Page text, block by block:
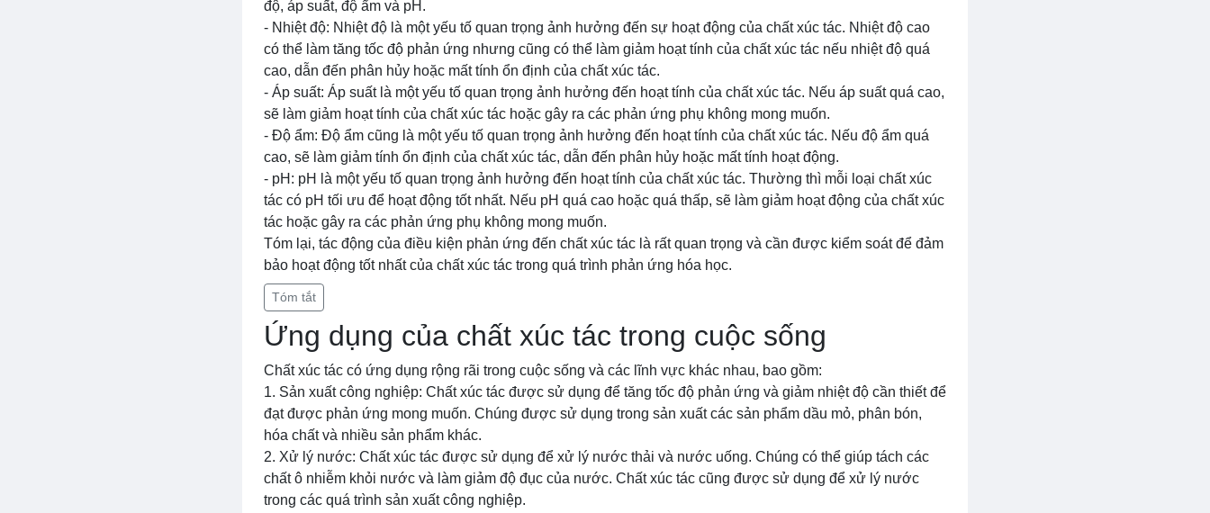
độ, áp suất, độ ẩm và pH.
- Nhiệt độ: Nhiệt độ là một yếu tố quan trọng ảnh hưởng đến sự hoạt động của chất xúc tác. Nhiệt độ cao
có thể làm tăng tốc độ phản ứng nhưng cũng có thể làm giảm hoạt tính của chất xúc tác nếu nhiệt độ quá
cao, dẫn đến phân hủy hoặc mất tính ổn định của chất xúc tác.
- Áp suất: Áp suất là một yếu tố quan trọng ảnh hưởng đến hoạt tính của chất xúc tác. Nếu áp suất quá cao,
sẽ làm giảm hoạt tính của chất xúc tác hoặc gây ra các phản ứng phụ không mong muốn.
- Độ ẩm: Độ ẩm cũng là một yếu tố quan trọng ảnh hưởng đến hoạt tính của chất xúc tác. Nếu độ ẩm quá
cao, sẽ làm giảm tính ổn định của chất xúc tác, dẫn đến phân hủy hoặc mất tính hoạt động.
- pH: pH là một yếu tố quan trọng ảnh hưởng đến hoạt tính của chất xúc tác. Thường thì mỗi loại chất xúc
tác có pH tối ưu để hoạt động tốt nhất. Nếu pH quá cao hoặc quá thấp, sẽ làm giảm hoạt động của chất xúc
tác hoặc gây ra các phản ứng phụ không mong muốn.
Tóm lại, tác động của điều kiện phản ứng đến chất xúc tác là rất quan trọng và cần được kiểm soát để đảm
bảo hoạt động tốt nhất của chất xúc tác trong quá trình phản ứng hóa học.
Tóm tắt
Ứng dụng của chất xúc tác trong cuộc sống
Chất xúc tác có ứng dụng rộng rãi trong cuộc sống và các lĩnh vực khác nhau, bao gồm:
1. Sản xuất công nghiệp: Chất xúc tác được sử dụng để tăng tốc độ phản ứng và giảm nhiệt độ cần thiết để
đạt được phản ứng mong muốn. Chúng được sử dụng trong sản xuất các sản phẩm dầu mỏ, phân bón,
hóa chất và nhiều sản phẩm khác.
2. Xử lý nước: Chất xúc tác được sử dụng để xử lý nước thải và nước uống. Chúng có thể giúp tách các
chất ô nhiễm khỏi nước và làm giảm độ đục của nước. Chất xúc tác cũng được sử dụng để xử lý nước
trong các quá trình sản xuất công nghiệp.